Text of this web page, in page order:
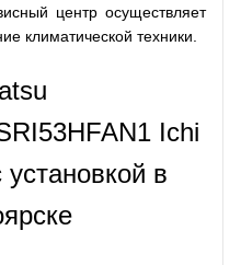
центр осуществляет
климатической техники.
Ichi
в